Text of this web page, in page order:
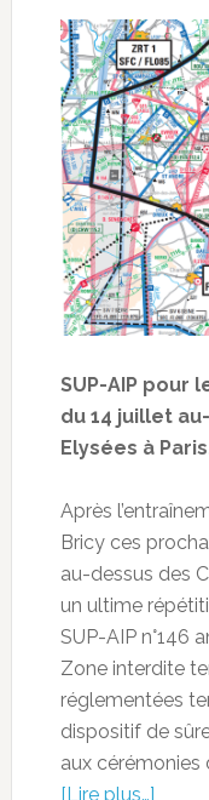
SUP-AIP pour
du 14 juillet
Elysées à
Après
Bricy ces
au-dessus des
un ultime
SUP-AIP n°146
Zone interdite
réglementées
dispositif de
aux cérémonies
[Lire plus…]